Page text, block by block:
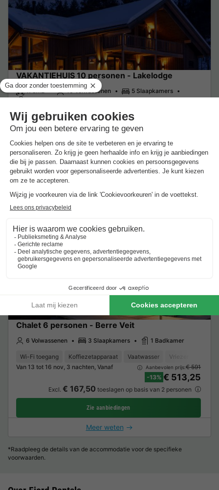
VAKANTIEHUIS 10 personen - Lakelodge
175m2 10 Volwassenen
5 Slaapkamers
3 Badkamer
Overdekt terras Wi-Fi toegang Huisdieren toegestaan *
Van 16 tot 18 nov, 2 nachten, Vanaf
Excl. € 137,50 toeslagen op basis van 2 personen
Zie aanbiedingen
Chalet
Chalet 6 personen - Berre Veit
6 Volwassenen 3 Slaapkamers 1 Badkamer
Wi-Fi toegang Koffiezetapparaat Vaatwasser Vriezer
Van 13 tot 16 nov, 3 nachten, Vanaf
Aanbevolen prijs:€ 591
-13% € 513,25
Excl. € 167,50 toeslagen op basis van 2 personen
Zie aanbiedingen
Meer weten
*Raadpleeg de details van de accommodatie voor de specifieke
voorwaarden.